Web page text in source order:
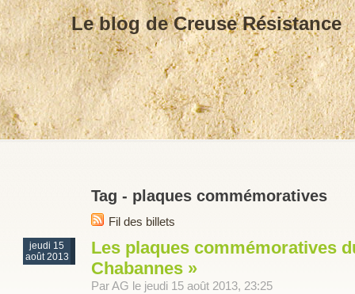
Le blog de Creuse Résistance
Tag - plaques commémoratives
Fil des billets
jeudi 15
août 2013
Les plaques commémoratives
Chabannes »
Par AG le jeudi 15 août 2013, 23:25